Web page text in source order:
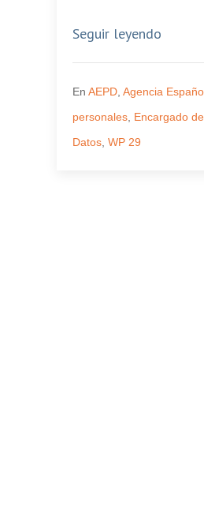
Seguir leyendo
En AEPD Agencia
personales Encargado
Datos WP 29